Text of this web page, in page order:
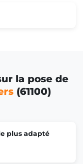
la pose de
(61100)
plus adapté